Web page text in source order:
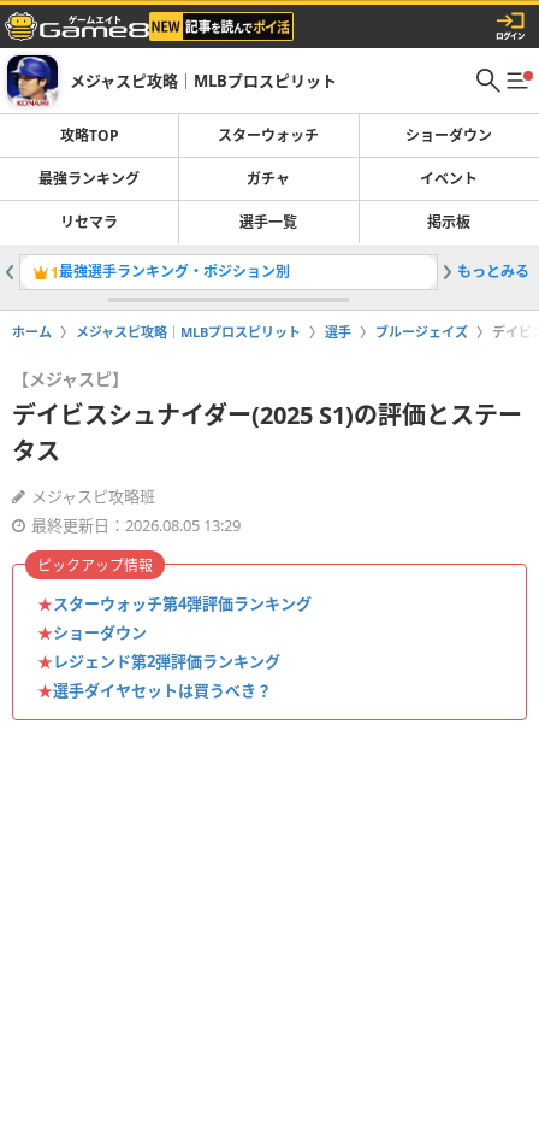
メジャスピ攻略｜MLBプロスピリット
攻略TOP スターウォッチ ショーダウン
最強ランキング ガチャ イベント
リセマラ 選手一覧 掲示板
1最強選手ランキング・ポジション別 2ガチャ
もっとみる
ホーム メジャスピ攻略｜MLBプロスピリット 選手 ブルージェイズ デイビ
【メジャスピ】
デイビスシュナイダー(2025 S1)の評価とステー
タス
メジャスピ攻略班
最終更新日：2026.08.05 13:29
★スターウォッチ第4弾評価ランキング
★ショーダウン
★レジェンド第2弾評価ランキング
★選手ダイヤセットは買うべき？
ピックアップ情報